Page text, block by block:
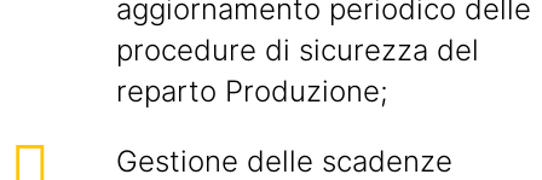
aggiornamento periodico delle
procedure di sicurezza del
reparto Produzione;
Gestione delle scadenze